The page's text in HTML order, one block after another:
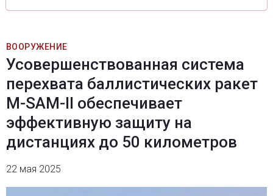
ВООРУЖЕНИЕ
Усовершенствованная система
перехвата баллистических ракет
M-SAM-II обеспечивает
эффективную защиту на
дистанциях до 50 километров
22 мая 2025